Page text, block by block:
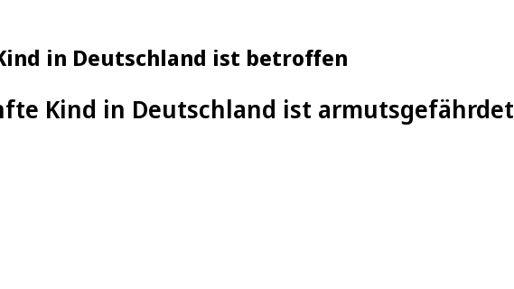
in Deutschland ist betroffen
Kind in Deutschland ist armutsgefährdet